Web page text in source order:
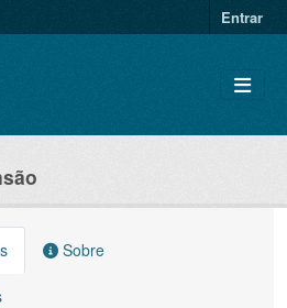
Entrar
Sobre